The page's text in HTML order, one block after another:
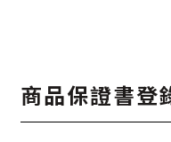
商品保證書登